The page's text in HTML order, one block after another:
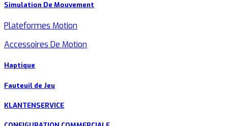
Simulation De Mouvement
Plateformes Motion
Accessoires De Motion
Haptique
Fauteuil de Jeu
KLANTENSERVICE